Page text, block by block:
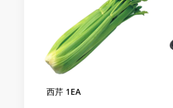
西芹 1EA